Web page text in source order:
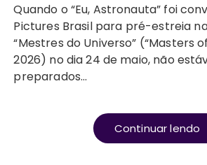
Quando o “Eu, Astronauta” foi convidado pela Sony
Pictures Brasil para pré-estreia
“Mestres do Universo” (“Masters
2026) no dia 24 de maio, não
preparados…
Continuar lendo